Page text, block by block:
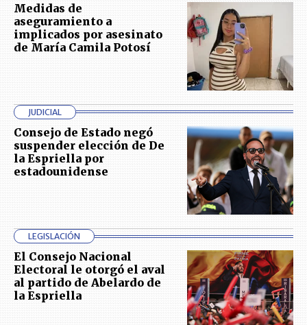
Medidas de
aseguramiento a
implicados por asesinato
de María Camila Potosí
JUDICIAL
Consejo de Estado negó
suspender elección de De
la Espriella por
estadounidense
LEGISLACIÓN
El Consejo Nacional
Electoral le otorgó el aval
al partido de Abelardo de
la Espriella